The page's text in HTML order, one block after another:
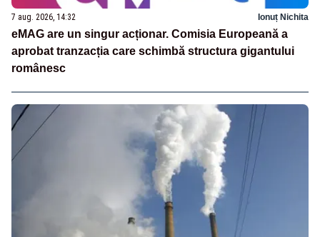
7 aug. 2026, 14:32 Ionuț Nichita
eMAG are un singur acționar. Comisia Europeană a
aprobat tranzacția care schimbă structura gigantului
românesc